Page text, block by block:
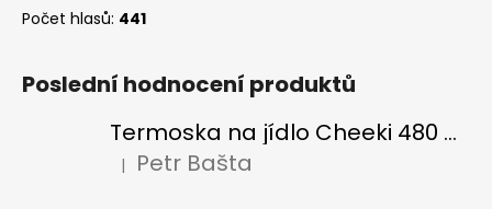
Počet hlasů: 441
Poslední hodnocení produktů
Termoska na jídlo Cheeki 480 ml Pistachio
Hodnocení produktu je 5 z 5 hvězdiček.
| Petr Bašta